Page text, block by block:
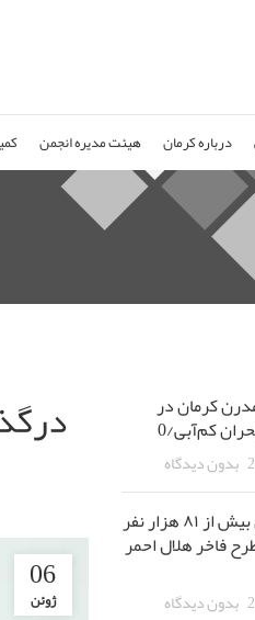
درباره کرمان هیئت مدیره انجمن
06
ژوئن
کرمان در
کم‌آبی/0
بدون دیدگاه
بهره مندی بیش از ٨١ هزار نفر
فاخر هلال احمر
بدون دیدگاه